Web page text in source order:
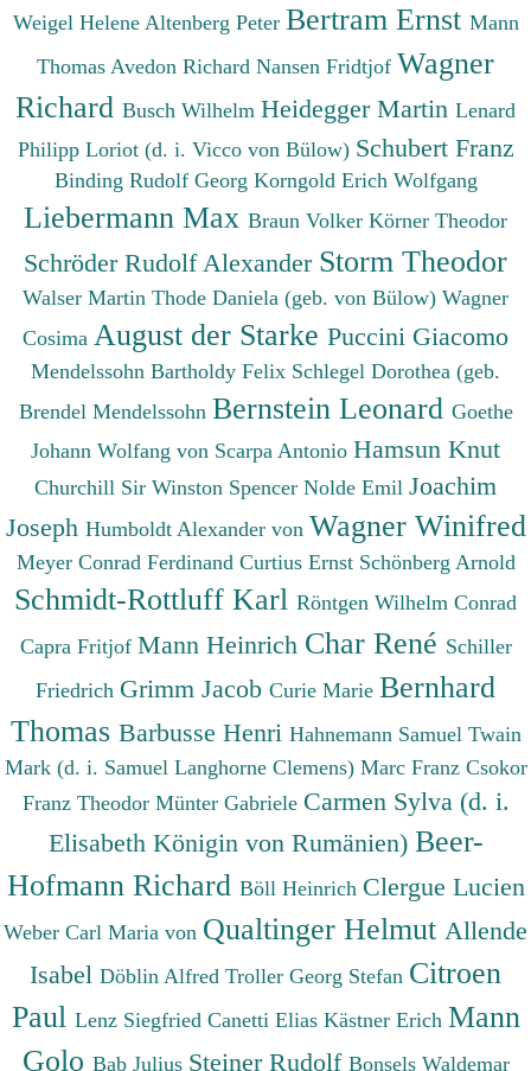
Weigel Helene Altenberg Peter Bertram Ernst Mann
Thomas Avedon Richard Nansen Fridtjof Wagner
Richard Busch Wilhelm Heidegger Martin Lenard
Philipp Loriot (d. i. Vicco von Bülow) Schubert Franz
Binding Rudolf Georg Korngold Erich Wolfgang
Liebermann Max Braun Volker Körner Theodor
Schröder Rudolf Alexander Storm Theodor
Walser Martin Thode Daniela (geb. von Bülow) Wagner
Cosima August der Starke Puccini Giacomo
Mendelssohn Bartholdy Felix Schlegel Dorothea (geb.
Brendel Mendelssohn Bernstein Leonard Goethe
Johann Wolfang von Scarpa Antonio Hamsun Knut
Churchill Sir Winston Spencer Nolde Emil Joachim
Joseph Humboldt Alexander von Wagner Winifred
Meyer Conrad Ferdinand Curtius Ernst Schönberg Arnold
Schmidt-Rottluff Karl Röntgen Wilhelm Conrad
Capra Fritjof Mann Heinrich Char René Schiller
Friedrich Grimm Jacob Curie Marie Bernhard
Thomas Barbusse Henri Hahnemann Samuel Twain
Mark (d. i. Samuel Langhorne Clemens) Marc Franz Csokor
Franz Theodor Münter Gabriele Carmen Sylva (d. i.
Elisabeth Königin von Rumänien) Beer-
Hofmann Richard Böll Heinrich Clergue Lucien
Weber Carl Maria von Qualtinger Helmut Allende
Isabel Döblin Alfred Troller Georg Stefan Citroen
Paul Lenz Siegfried Canetti Elias Kästner Erich Mann
Golo Bab Julius Steiner Rudolf Bonsels Waldemar